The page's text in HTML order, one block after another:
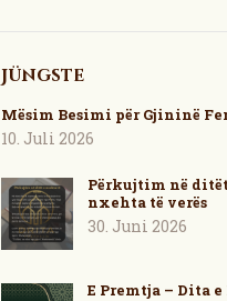
Jüngste
Mësim Besimi për Gjininë
10. Juli 2026
Përkujtim në
nxehta të verës
30. Juni 2026
E Premtja – Dita